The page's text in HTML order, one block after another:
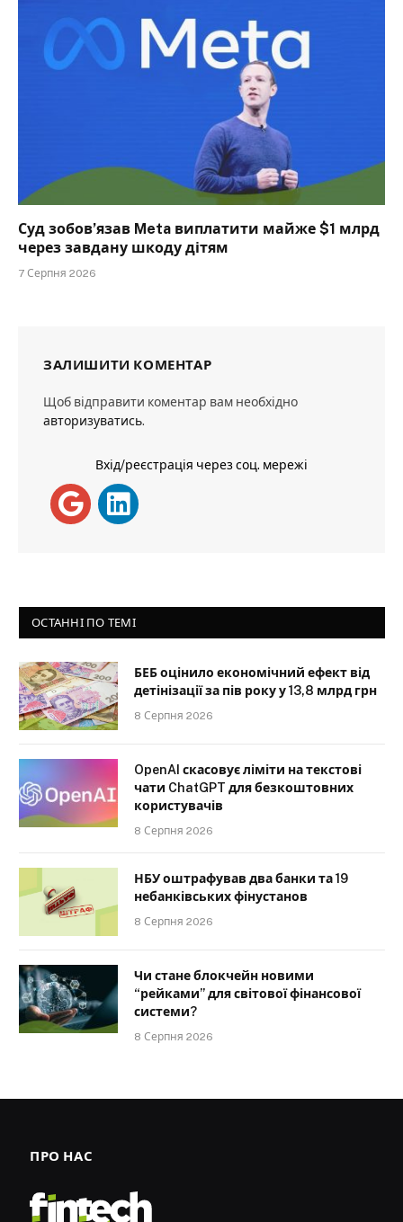
Суд зобов’язав Meta виплатити майже $1 млрд
через завдану шкоду дітям
7 Серпня 2026
ЗАЛИШИТИ КОМЕНТАР
Щоб відправити коментар вам необхідно
авторизуватись.
Вхід/реєстрація через соц. мережі
ОСТАННІ ПО ТЕМІ
БЕБ оцінило економічний ефект від
детінізації за пів року у 13,8 млрд грн
8 Серпня 2026
OpenAI скасовує ліміти на текстові
чати ChatGPT для безкоштовних
користувачів
8 Серпня 2026
НБУ оштрафував два банки та 19
небанківських фінустанов
8 Серпня 2026
Чи стане блокчейн новими
“рейками” для світової фінансової
системи?
8 Серпня 2026
ПРО НАС